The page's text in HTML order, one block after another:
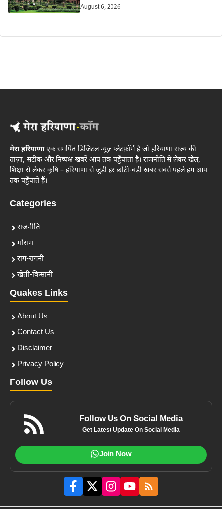
August 6, 2026
मेरा हरियाणाएक समर्पित डिजिटल न्यूज़ प्लेटफ़ॉर्म है जो हरियाणा राज्य की
ताज़ा, सटीक और निष्पक्ष खबरें आप तक पहुँचाता है। राजनीति से लेकर खेल,
शिक्षा से लेकर कृषि – हरियाणा से जुड़ी हर छोटी-बड़ी खबर सबसे पहले हम आप
तक पहुँचाते हैं।
Categories
राजनीति
मौसम
राग-रागनी
खेती-किसानी
Quakes Links
About Us
Contact Us
Disclaimer
Privacy Policy
Follow Us
Follow Us On Social Media
Get Latest Update On Social Media
Join Now